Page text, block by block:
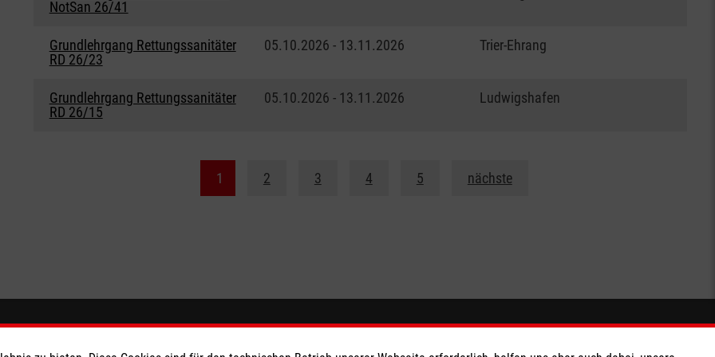
NotSan 26/41
Grundlehrgang Rettungssanitäter
RD 26/23
05.10.2026 - 13.11.2026 Trier-Ehrang
Grundlehrgang Rettungssanitäter
RD 26/15
05.10.2026 - 13.11.2026 Ludwigshafen
1 2 3 4 5 nächste